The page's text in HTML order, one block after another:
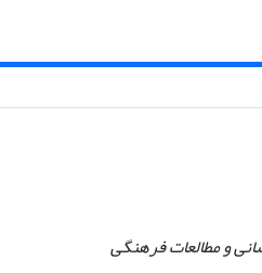
و مطالعات فرهنگی